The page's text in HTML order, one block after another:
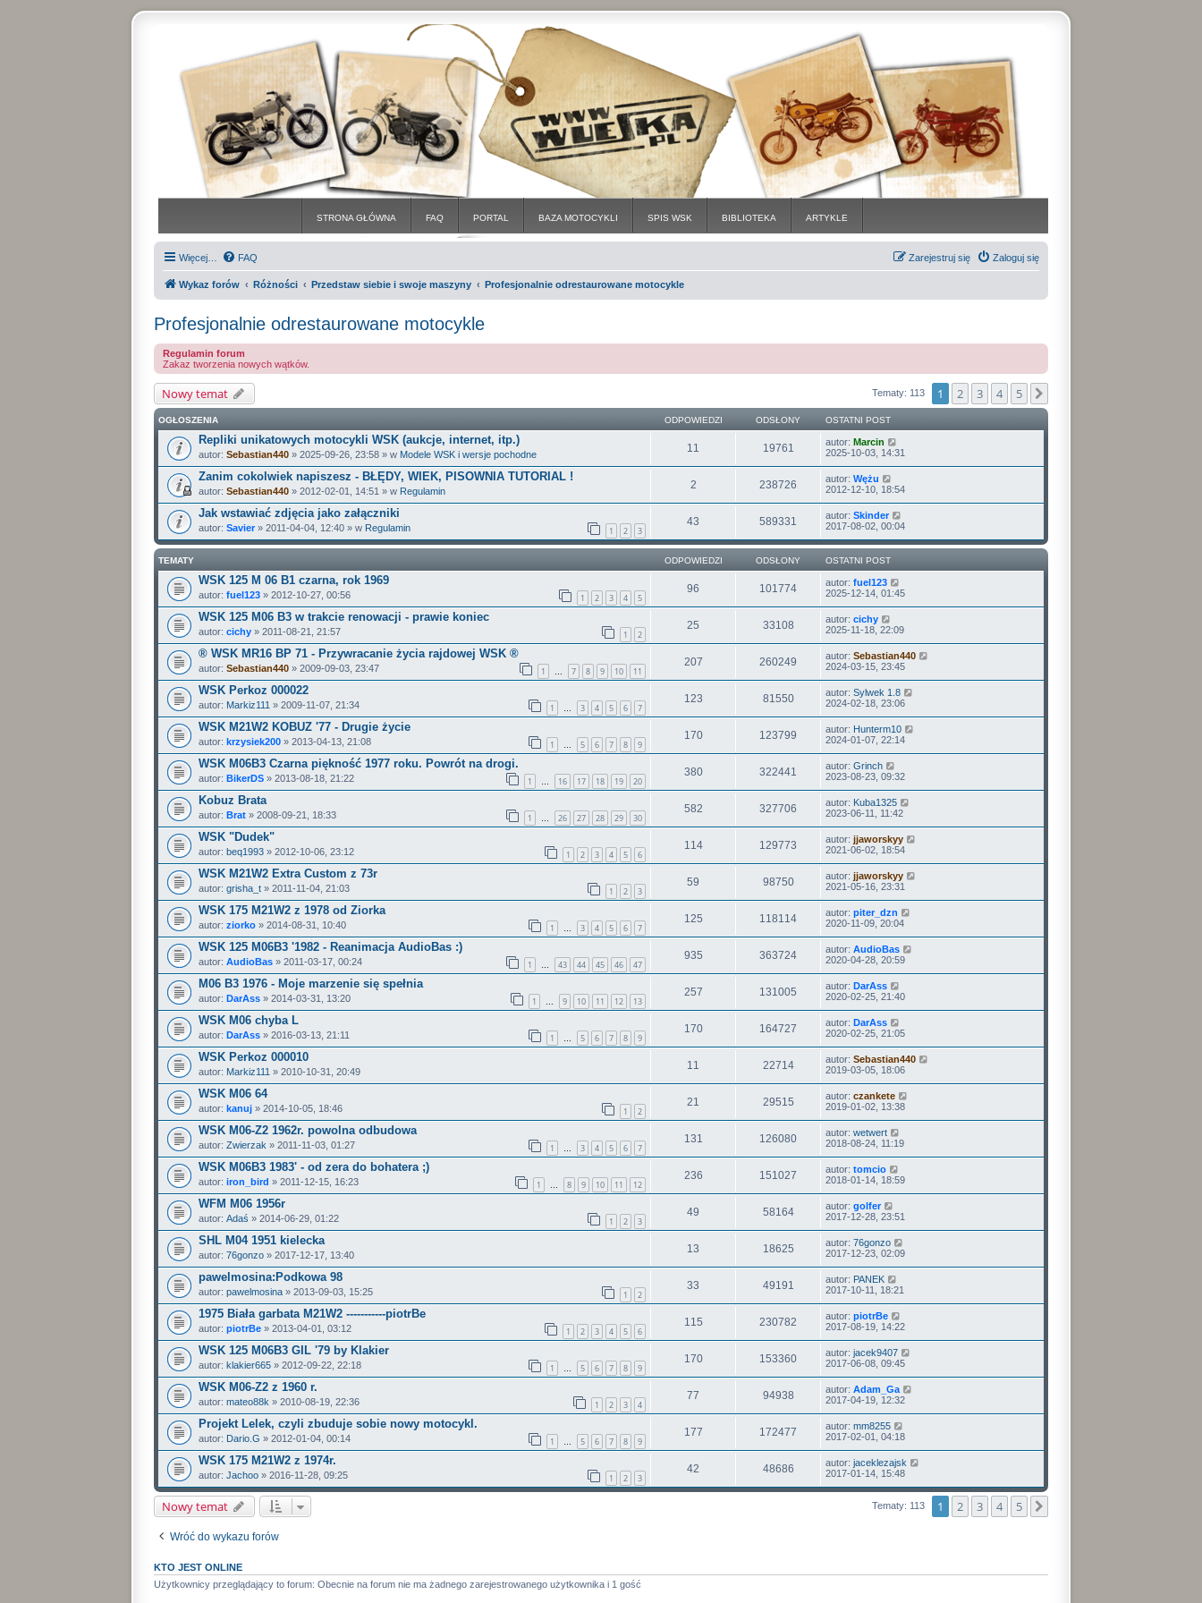
STRONA GŁÓWNA FAQ PORTAL BAZA MOTOCYKLI SPIS WSK BIBLIOTEKA ARTYKLE
Więcej… FAQ Zaloguj się
Zarejestruj się
Wykaz forów Różności Przedstaw siebie i swoje maszyny Profesjonalnie odrestaurowane motocykle
Profesjonalnie odrestaurowane motocykle
Regulamin forum
Zakaz tworzenia nowych wątków.
Nowy temat Tematy: 113 1 2 3 4 5
OGŁOSZENIA ODPOWIEDZI ODSŁONY OSTATNI POST
Repliki unikatowych motocykli WSK (aukcje, internet, itp.)
autor: Sebastian440 » 2025-09-26, 23:58 » w Modele WSK i wersje pochodne
11 19761 autor: Marcin
2025-10-03, 14:31
Zanim cokolwiek napiszesz - BŁĘDY, WIEK, PISOWNIA TUTORIAL !
autor: Sebastian440 » 2012-02-01, 14:51 » w Regulamin
2 238726 autor: Wężu
2012-12-10, 18:54
Jak wstawiać zdjęcia jako załączniki
autor: Savier» 2011-04-04, 12:40 » w Regulamin 1 2 3
43 589331 autor: Skinder
2017-08-02, 00:04
TEMATY ODPOWIEDZI ODSŁONY OSTATNI POST
WSK 125 M 06 B1 czarna, rok 1969
autor: fuel123 » 2012-10-27, 00:56 1 2 3 4 5
96 101774 autor: fuel123
2025-12-14, 01:45
WSK 125 M06 B3 w trakcie renowacji - prawie koniec
autor: cichy » 2011-08-21, 21:57 1 2
25 33108 autor: cichy
2025-11-18, 22:09
® WSK MR16 BP 71 - Przywracanie życia rajdowej WSK ®
autor: Sebastian440 » 2009-09-03, 23:47 1 … 7 8 9 10 11
207 260249 autor: Sebastian440
2024-03-15, 23:45
WSK Perkoz 000022
autor: Markiz111 » 2009-11-07, 21:34 1 … 3 4 5 6 7
123 81550 autor: Sylwek 1.8
2024-02-18, 23:06
WSK M21W2 KOBUZ '77 - Drugie życie
autor: krzysiek200 » 2013-04-13, 21:08 1 … 5 6 7 8 9
170 123799 autor: Hunterm10
2024-01-07, 22:14
WSK M06B3 Czarna piękność 1977 roku. Powrót na drogi.
autor: BikerDS » 2013-08-18, 21:22 1 … 16 17 18 19 20
380 322441 autor: Grinch
2023-08-23, 09:32
Kobuz Brata
autor: Brat » 2008-09-21, 18:33 1 … 26 27 28 29 30
582 327706 autor: Kuba1325
2023-06-11, 11:42
WSK "Dudek"
autor: beq1993 » 2012-10-06, 23:12 1 2 3 4 5 6
114 129773 autor: jjaworskyy
2021-06-02, 18:54
WSK M21W2 Extra Custom z 73r
autor: grisha_t » 2011-11-04, 21:03 1 2 3
59 98750 autor: jjaworskyy
2021-05-16, 23:31
WSK 175 M21W2 z 1978 od Ziorka
autor: ziorko » 2014-08-31, 10:40 1 … 3 4 5 6 7
125 118114 autor: piter_dzn
2020-11-09, 20:04
WSK 125 M06B3 '1982 - Reanimacja AudioBas :)
autor: AudioBas » 2011-03-17, 00:24 1 … 43 44 45 46 47
935 363724 autor: AudioBas
2020-04-28, 20:59
M06 B3 1976 - Moje marzenie się spełnia
autor: DarAss » 2014-03-31, 13:20 1 … 9 10 11 12 13
257 131005 autor: DarAss
2020-02-25, 21:40
WSK M06 chyba L
autor: DarAss » 2016-03-13, 21:11 1 … 5 6 7 8 9
170 164727 autor: DarAss
2020-02-25, 21:05
WSK Perkoz 000010
autor: Markiz111 » 2010-10-31, 20:49
11 22714 autor: Sebastian440
2019-03-05, 18:06
WSK M06 64
autor: kanuj » 2014-10-05, 18:46 1 2
21 29515 autor: czankete
2019-01-02, 13:38
WSK M06-Z2 1962r. powolna odbudowa
autor: Zwierzak » 2011-11-03, 01:27 1 … 3 4 5 6 7
131 126080 autor: wetwert
2018-08-24, 11:19
WSK M06B3 1983' - od zera do bohatera ;)
autor: iron_bird » 2011-12-15, 16:23 1 … 8 9 10 11 12
236 151027 autor: tomcio
2018-01-14, 18:59
WFM M06 1956r
autor: Adaś » 2014-06-29, 01:22 1 2 3
49 58164 autor: golfer
2017-12-28, 23:51
SHL M04 1951 kielecka
autor: 76gonzo » 2017-12-17, 13:40
13 18625 autor: 76gonzo
2017-12-23, 02:09
pawelmosina:Podkowa 98
autor: pawelmosina » 2013-09-03, 15:25 1 2
33 49191 autor: PANEK
2017-10-11, 18:21
1975 Biała garbata M21W2 -----------piotrBe
autor: piotrBe » 2013-04-01, 03:12 1 2 3 4 5 6
115 230782 autor: piotrBe
2017-08-19, 14:22
WSK 125 M06B3 GIL '79 by Klakier
autor: klakier665 » 2012-09-22, 22:18 1 … 5 6 7 8 9
170 153360 autor: jacek9407
2017-06-08, 09:45
WSK M06-Z2 z 1960 r.
autor: mateo88k » 2010-08-19, 22:36 1 2 3 4
77 94938 autor: Adam_Ga
2017-04-19, 12:32
Projekt Lelek, czyli zbuduje sobie nowy motocykl.
autor: Dario.G » 2012-01-04, 00:14 1 … 5 6 7 8 9
177 172477 autor: mm8255
2017-02-01, 04:18
WSK 175 M21W2 z 1974r.
autor: Jachoo » 2016-11-28, 09:25 1 2 3
42 48686 autor: jaceklezajsk
2017-01-14, 15:48
Nowy temat Tematy: 113 1 2 3 4 5
Wróć do wykazu forów
KTO JEST ONLINE
Użytkownicy przeglądający to forum: Obecnie na forum nie ma żadnego zarejestrowanego użytkownika i 1 gość